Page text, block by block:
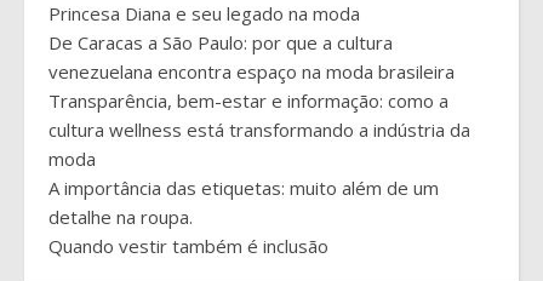
Princesa Diana e seu legado na moda
De Caracas a São Paulo: por que a cultura
venezuelana encontra espaço na moda brasileira
Transparência, bem-estar e informação: como a
cultura wellness está transformando a indústria da
moda
A importância das etiquetas: muito além de um
detalhe na roupa.
Quando vestir também é inclusão